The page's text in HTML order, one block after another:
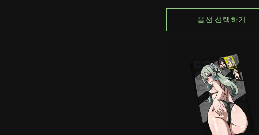
옵션 선택하기